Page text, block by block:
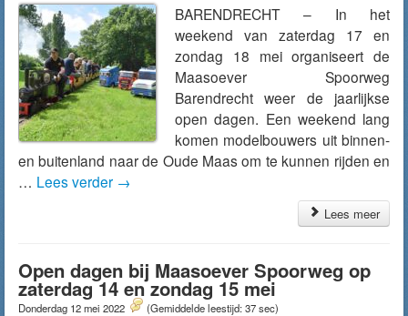
BARENDRECHT – In het
weekend van zaterdag 17 en
zondag 18 mei organiseert de
Maasoever Spoorweg
Barendrecht weer de jaarlijkse
open dagen. Een weekend lang
komen modelbouwers uit binnen-
en buitenland naar de Oude Maas om te kunnen rijden en
… Lees verder →
Lees meer
Open dagen bij Maasoever Spoorweg op
zaterdag 14 en zondag 15 mei
Donderdag 12 mei 2022 (Gemiddelde leestijd: 37 sec)